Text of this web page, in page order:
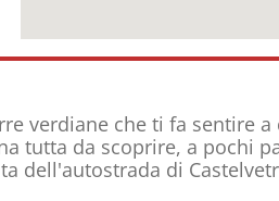
verdiane che ti fa sentire a
tutta da scoprire, a pochi
dell'autostrada di